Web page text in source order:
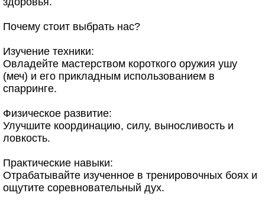
Почему стоит выбрать нас?
Изучение техники:
Овладейте мастерством короткого оружия ушу
(меч) и его прикладным использованием в
спарринге.
Физическое развитие:
Улучшите координацию, силу, выносливость и
ловкость.
Практические навыки:
Отрабатывайте изученное в тренировочных боях и
ощутите соревновательный дух.